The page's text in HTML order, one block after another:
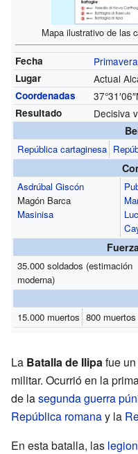
Mapa ilustrativo de las
Fecha Primavera
Lugar Actual
Coordenadas
Resultado
Decisiva
República cartaginesa
Asdrúbal Giscón
Magón Barca
Masinisa
35.000 soldados (estimación
moderna)
15.000 muertos 800 muertos
La Batalla de Ilipafue
militar. Ocurrió en la
de lasegunda guerra
República romanay la
En esta batalla, las